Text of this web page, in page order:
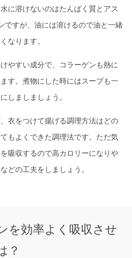
に溶けないのはたんぱく質とアス
ですが、油には溶けるので油と一緒
なります。
やすい成分で、コラーゲンも熱に
す。煮物にした時にはスープも一
しましましょう。
衣をつけて揚げる調理方法はどの
もよくできた調理法です。ただ気
吸収するので高カロリーになりや
どの工夫をしましょう。
を効率よく吸収させ
？